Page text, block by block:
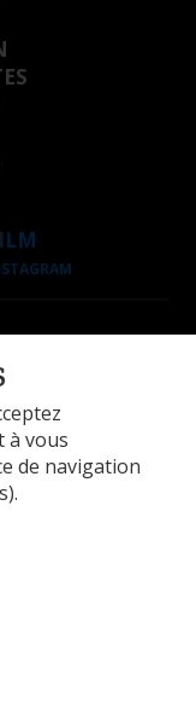
à vous
de navigation